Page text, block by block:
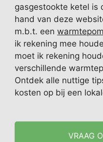
gasgestookte ketel is
hand van deze
m.b.t. een
ik rekening mee
moet ik rekening
verschillende
Ontdek alle nuttige
kosten op bij een
VRAAG